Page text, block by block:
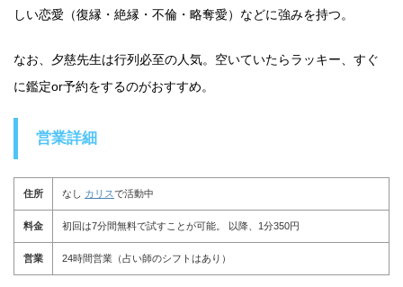
しい恋愛（復縁・絶縁・不倫・略奪愛）などに強みを持つ。
なお、夕慈先生は行列必至の人気。空いていたらラッキー、すぐ
に鑑定or予約をするのがおすすめ。
営業詳細
住所 なし カリスで活動中
料金 初回は7分間無料で試すことが可能。 以降、1分350円
営業 24時間営業（占い師のシフトはあり）